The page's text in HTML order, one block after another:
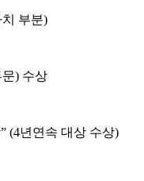
부분)
) 수상
(4년연속 대상 수상)